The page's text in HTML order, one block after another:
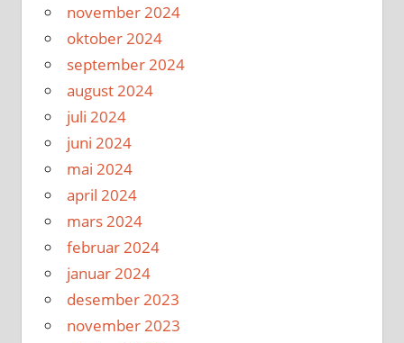
november 2024
oktober 2024
september 2024
august 2024
juli 2024
juni 2024
mai 2024
april 2024
mars 2024
februar 2024
januar 2024
desember 2023
november 2023